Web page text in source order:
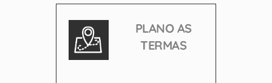
PLANO AS
TERMAS